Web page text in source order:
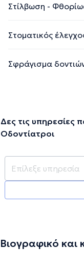
Στίλβωση -
Στοματικός
Σφράγισμα
Δες τις υπηρεσίες
Οδοντίατροι
Βιογραφικό και